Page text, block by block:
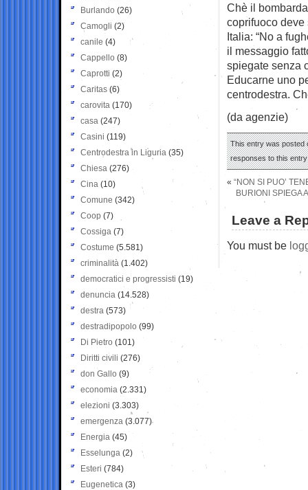
Chè il
coprifuoco
Italia: “No a
il messaggio
spiegate senza
Educarne uno
centrodestra.
(da agenzie)
This entry was posted
responses to this
« “NON SI PUO’
BURIONI SPIEGA
Leave a
You must be
Burlando (26)
Camogli (2)
canile (4)
Cappello (8)
Caprotti (2)
Caritas (6)
carovita (170)
casa (247)
Casini (119)
Centrodestra in Liguria (35)
Chiesa (276)
Cina (10)
Comune (342)
Coop (7)
Cossiga (7)
Costume (5.581)
criminalità (1.402)
democratici e progressisti (19)
denuncia (14.528)
destra (573)
destradipopolo (99)
Di Pietro (101)
Diritti civili (276)
don Gallo (9)
economia (2.331)
elezioni (3.303)
emergenza (3.077)
Energia (45)
Esselunga (2)
Esteri (784)
Eugenetica (3)